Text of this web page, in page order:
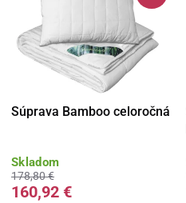
Súprava Bamboo celoročná
Skladom
178,80 €
160,92 €